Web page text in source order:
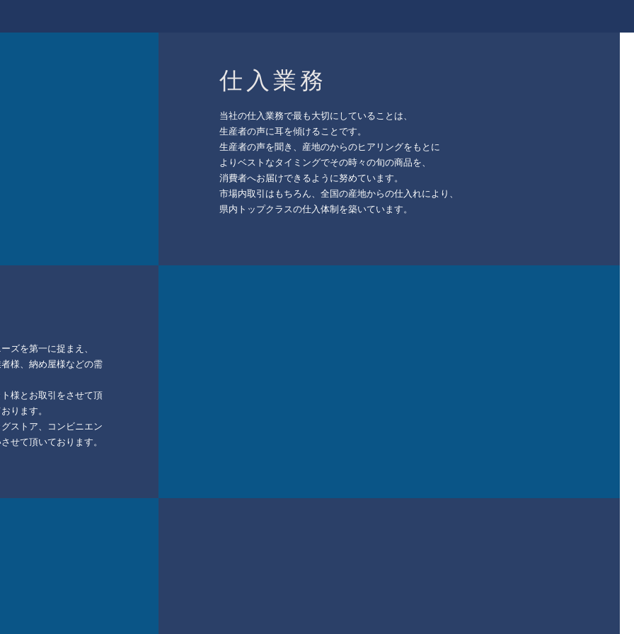
​仕入業務
当社の仕入業務で最も大切にしていることは、
生産者の声に耳を傾けることです。
生産者の声を聞き、産地のからのヒアリングをもとに
よりベストなタイミングでその時々の旬の商品を、
消費者へお届けできるように努めています。
市場内取引はもちろん、全国の産地からの仕入れにより、
​県内トップクラスの仕入体制を築いています。
ズを第一に捉まえ、
様、納め屋様などの需
様とお取引をさせて頂
ります。
ストア、コンビニエン
せて頂いております。